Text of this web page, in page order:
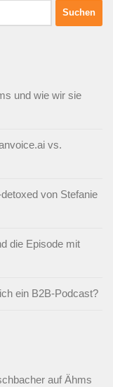
und wie wir sie
vs.
von Stefanie
die Episode mit
ein B2B-Podcast?
auf Ähms